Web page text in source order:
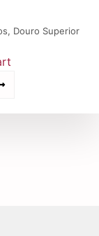
, Douro Superior